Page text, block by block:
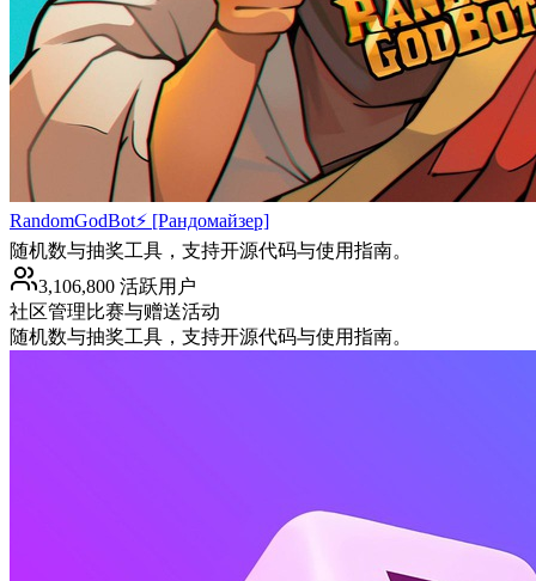
RandomGodBot⚡️ [Рандомайзер]
随机数与抽奖工具，支持开源代码与使用指南。
3,106,800 活跃用户
社区管理比赛与赠送活动
随机数与抽奖工具，支持开源代码与使用指南。